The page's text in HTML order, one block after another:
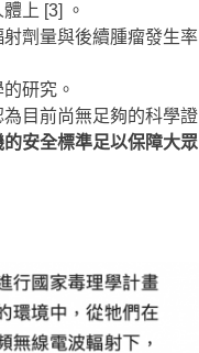
上 [3] 。
劑量與後續腫瘤發生率
研究。
目前尚無足夠的科學證
的安全標準足以保障大眾